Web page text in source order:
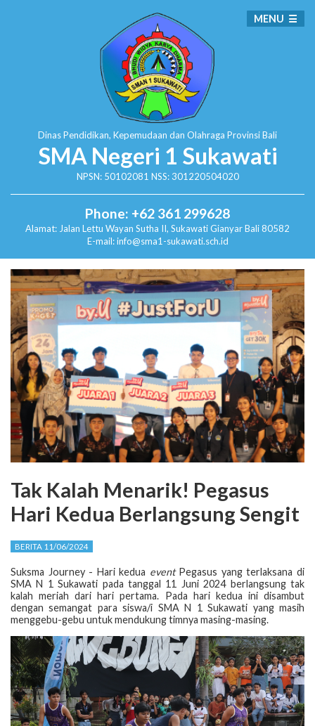
Dinas Pendidikan, Kepemudaan dan Olahraga Provinsi Bali
SMA Negeri 1 Sukawati
NPSN: 50102081 NSS: 301220504020
Phone: +62 361 299628
Alamat: Jalan Lettu Wayan Sutha II, SukawatiGianyar Bali 80582
E-mail: info@sma1-sukawati.sch.id
MENU
Tak Kalah Menarik! Pegasus
Hari Kedua Berlangsung Sengit
BERITA 11/06/2024
Suksma Journey - Hari kedua eventPegasus yang terlaksana di
SMA N 1 Sukawati pada tanggal 11 Juni 2024 berlangsung tak
kalah meriah dari hari pertama. Pada hari kedua ini disambut
dengan semangat para siswa/i SMA N 1 Sukawati yang masih
menggebu-gebu untuk mendukung timnya masing-masing.